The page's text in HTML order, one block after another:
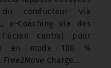
conducteur via
e-Coaching via des
central pour
en mode 100 %
Charge…